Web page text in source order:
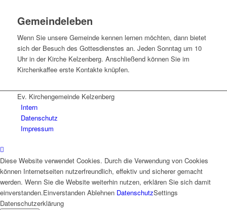
Gemeindeleben
Wenn Sie unsere Gemeinde kennen lernen möchten, dann bietet
sich der Besuch des Gottesdienstes an. Jeden Sonntag um 10
Uhr in der Kirche Kelzenberg. Anschließend können Sie im
Kirchenkaffee erste Kontakte knüpfen.
Ev. Kirchengemeinde Kelzenberg
Intern
Datenschutz
Impressum
Diese Website verwendet Cookies. Durch die Verwendung von Cookies
können Internetseiten nutzerfreundlich, effektiv und sicherer gemacht
werden. Wenn Sie die Website weiterhin nutzen, erklären Sie sich damit
einverstanden.Einverstanden Ablehnen DatenschutzSettings
Datenschutzerklärung